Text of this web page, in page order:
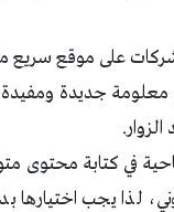
على موقع سريع
معلومة جديدة
في كتابة
لذا يجب اختيارها